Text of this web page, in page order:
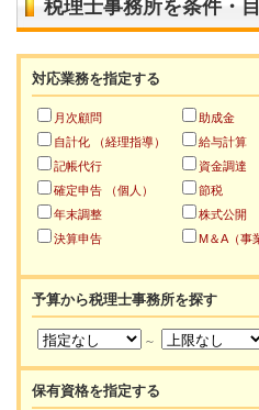
税理士事務所を条件・
対応業務を指定する
月次顧問
自計化 （経理指導）
記帳代行
確定申告 （個人）
年末調整
決算申告
助成金
給与計算
資金調達
節税
株式公開
M＆A（事
予算から税理士事務所を探す
～
保有資格を指定する